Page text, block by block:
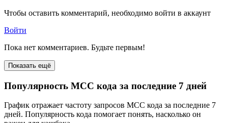
Чтобы оставить комментарий, необходимо войти в аккаунт
Войти
Пока нет комментариев. Будьте первым!
Показать ещё
Популярность MCC кода за последние 7 дней
График отражает частоту запросов MCC кода за последние 7
дней. Популярность кода помогает понять, насколько он